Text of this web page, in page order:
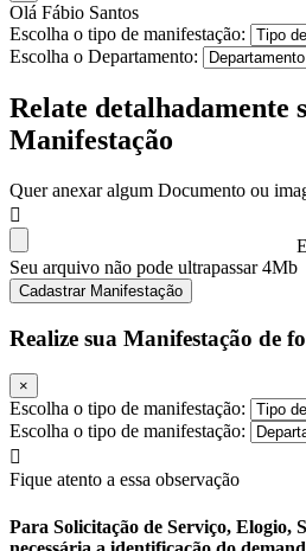
Olá Fábio Santos
Escolha o tipo de manifestação:
Escolha o Departamento:
Relate detalhadamente
Manifestação
Quer anexar algum Documento ou
Seu arquivo não pode ultrapassar 4Mb
Cadastrar Manifestação
Realize sua Manifestação de
×
Escolha o tipo de manifestação:
Escolha o tipo de manifestação:
Fique atento a essa observação
Para Solicitação de Serviço, Elogio,